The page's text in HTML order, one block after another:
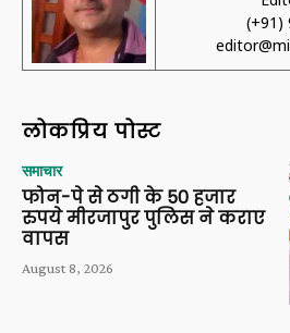
(+91)
लोकप्रिय पोस्ट
समाचार
फोन-पे से ठगी के 50 हजार
रुपये मीरजापुर पुलिस ने कराए
वापस
August 8, 2026